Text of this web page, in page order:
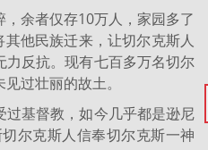
余者仅存10万人，家园多了
其他民族迁来，让切尔克斯人
反抗。现有七百多万名切尔
过壮丽的故土。
基督教，如今几乎都是逊尼
尔克斯人信奉切尔克斯一神